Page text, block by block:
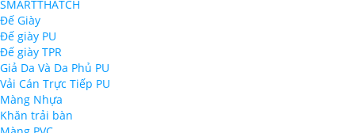
SMARTTHATCH
Đế Giày
Đế giày PU
Đế giày TPR
Giả Da Và Da Phủ PU
Vải Cán Trực Tiếp PU
Màng Nhựa
Khăn trải bàn